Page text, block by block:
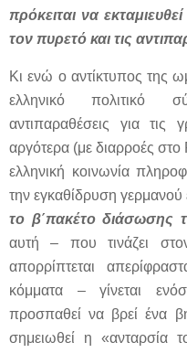
πρόκειται να
τον πυρετό και τις
Κι ενώ ο αντίκτυπος της
ελληνικό πολιτικό
αντιπαραθέσεις για τις
αργότερα (με διαρροές
ελληνική κοινωνία
την εγκαθίδρυση γερμανού
το β΄πακέτο διάσωσης
αυτή – που τινάζει
απορρίπτεται
κόμματα – γίνεται
προσπαθεί να βρεί ένα
σημειωθεί η «ανταρσία